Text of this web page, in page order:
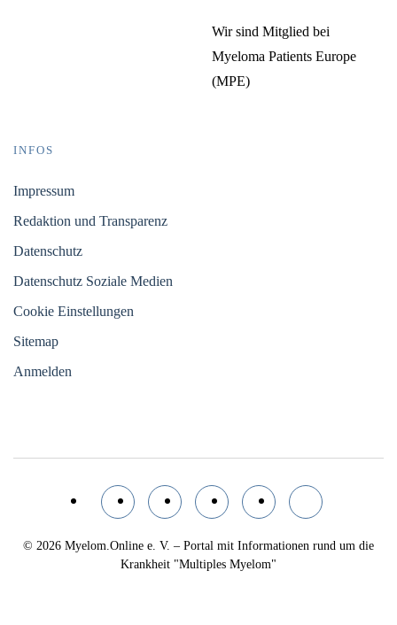
Wir sind Mitglied bei
Myeloma Patients Europe
(MPE)
INFOS
Impressum
Redaktion und Transparenz
Datenschutz
Datenschutz Soziale Medien
Cookie Einstellungen
Sitemap
Anmelden
© 2026 Myelom.Online e. V. – Portal mit Informationen rund um die
Krankheit "Multiples Myelom"